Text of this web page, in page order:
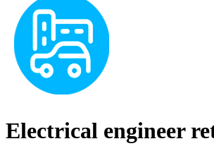
Electrical engineer